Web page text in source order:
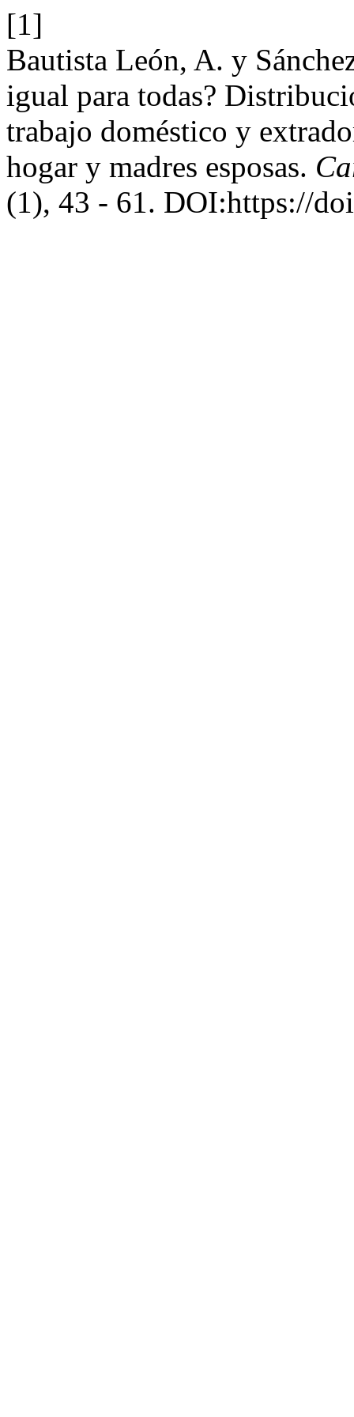
[1]
Bautista León, A. y
igual para todas?
trabajo doméstico y
hogar y madres esposas.
(1), 43 - 61. DOI:https://